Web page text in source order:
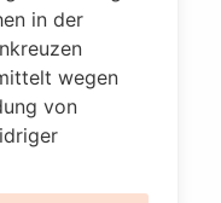
in der
wegen
von